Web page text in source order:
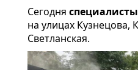
Сегодня
на улицах Кузнецова,
Светланская.